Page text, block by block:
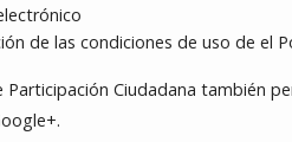
de las condiciones de uso de el
Participación Ciudadana también